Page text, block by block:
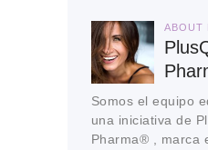
ABOUT
Somos el equipo
una iniciativa de
Pharma® , marca